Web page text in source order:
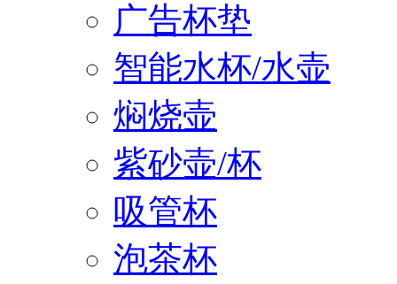
广告杯垫
智能水杯/水壶
焖烧壶
紫砂壶/杯
吸管杯
泡茶杯